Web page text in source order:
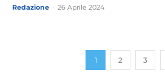
Redazione 26 Aprile 2024
1 2 3